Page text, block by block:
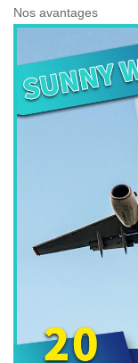
Nos avantages